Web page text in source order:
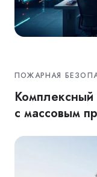
ПОЖАРНАЯ
с массовым